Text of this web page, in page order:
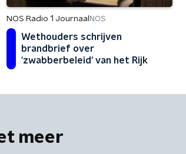
NOS Radio 1 Journaal NOS
Wethouders schrijven
brandbrief over
'zwabberbeleid' van het Rijk
meer